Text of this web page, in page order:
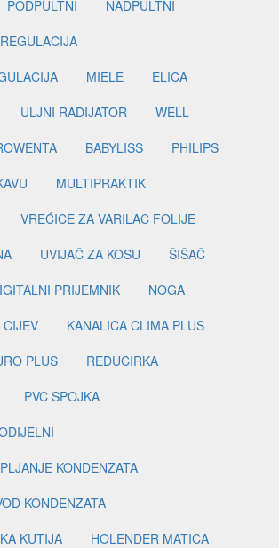
PODPULTNI
NADPULTNI
MIELE
ELICA
ULJNI RADIJATOR
WELL
BABYLISS
PHILIPS
MULTIPRAKTIK
VREĆICE ZA VARILAC FOLIJE
UVIJAČ ZA KOSU
ŠIŠAČ
PRIJEMNIK
NOGA
CIJEV
KANALICA CLIMA PLUS
PLUS
REDUCIRKA
PVC SPOJKA
KONDENZATA
KONDENZATA
KUTIJA
HOLENDER MATICA